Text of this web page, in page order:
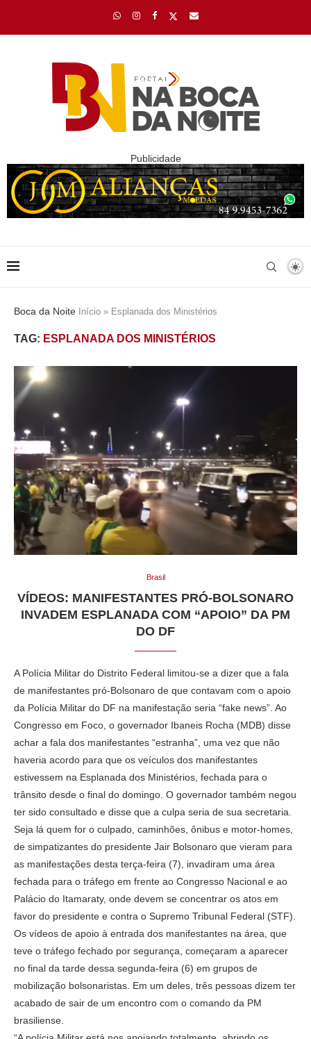
Publicidade
Boca da Noite Início » Esplanada dos Ministérios
TAG: ESPLANADA DOS MINISTÉRIOS
Brasil
VÍDEOS: MANIFESTANTES PRÓ-BOLSONARO
INVADEM ESPLANADA COM “APOIO” DA PM
DO DF
A Polícia Militar do Distrito Federal limitou-se a dizer que a fala
de manifestantes pró-Bolsonaro de que contavam com o apoio
da Polícia Militar do DF na manifestação seria “fake news”. Ao
Congresso em Foco, o governador Ibaneis Rocha (MDB) disse
achar a fala dos manifestantes “estranha”, uma vez que não
haveria acordo para que os veículos dos manifestantes
estivessem na Esplanada dos Ministérios, fechada para o
trânsito desde o final do domingo. O governador também negou
ter sido consultado e disse que a culpa seria de sua secretaria.
Seja lá quem for o culpado, caminhões, ônibus e motor-homes,
de simpatizantes do presidente Jair Bolsonaro que vieram para
as manifestações desta terça-feira (7), invadiram uma área
fechada para o tráfego em frente ao Congresso Nacional e ao
Palácio do Itamaraty, onde devem se concentrar os atos em
favor do presidente e contra o Supremo Tribunal Federal (STF).
Os vídeos de apoio à entrada dos manifestantes na área, que
teve o tráfego fechado por segurança, começaram a aparecer
no final da tarde dessa segunda-feira (6) em grupos de
mobilização bolsonaristas. Em um deles, três pessoas dizem ter
acabado de sair de um encontro com o comando da PM
brasiliense.